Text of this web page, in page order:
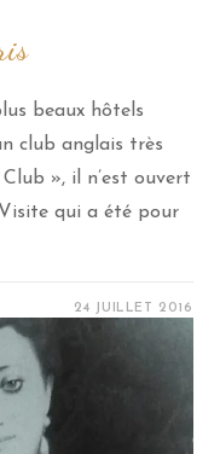
beaux hôtels
club anglais très
Club », il n’est ouvert
qui a été pour
24 JUILLET 2016